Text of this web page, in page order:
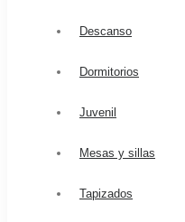
Descanso
Dormitorios
Juvenil
Mesas y sillas
Tapizados